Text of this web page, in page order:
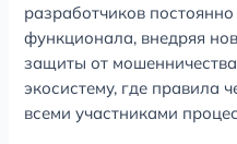
разработчиков
функционала, внедряя
защиты от
экосистему, где правила
всеми участниками